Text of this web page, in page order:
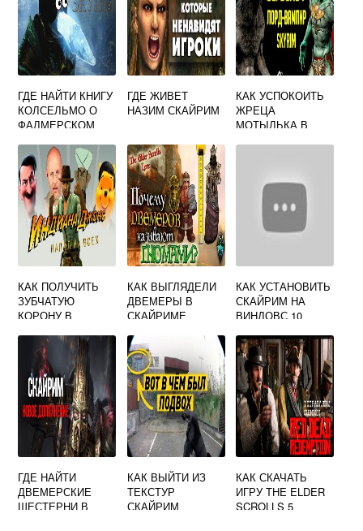
ГДЕ НАЙТИ КНИГУ
КОЛСЕЛЬМО О
ФАЛМЕРСКОМ
ГДЕ ЖИВЕТ
НАЗИМ СКАЙРИМ
КАК УСПОКОИТЬ
ЖРЕЦА
МОТЫЛЬКА В
КАК ПОЛУЧИТЬ
ЗУБЧАТУЮ
КОРОНУ В
КАК ВЫГЛЯДЕЛИ
ДВЕМЕРЫ В
СКАЙРИМЕ
КАК УСТАНОВИТЬ
СКАЙРИМ НА
ВИНДОВС 10
ГДЕ НАЙТИ
ДВЕМЕРСКИЕ
ШЕСТЕРНИ В
КАК ВЫЙТИ ИЗ
ТЕКСТУР
СКАЙРИМ
КАК СКАЧАТЬ
ИГРУ THE ELDER
SCROLLS 5